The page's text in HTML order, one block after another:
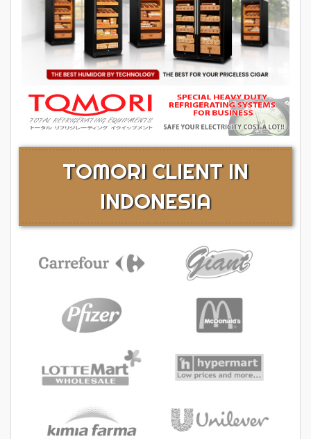
TOMORI CLIENT IN
INDONESIA